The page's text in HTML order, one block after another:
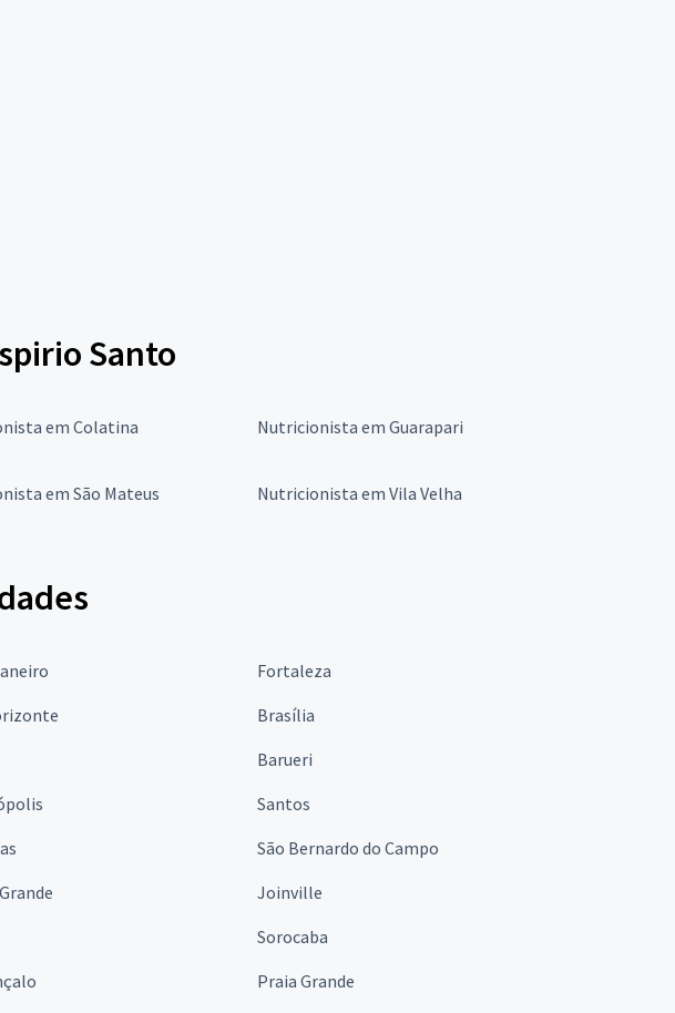
Santo
em Colatina Nutricionista em Guarapari
em São Mateus Nutricionista em Vila Velha
Fortaleza
Brasília
Barueri
Santos
São Bernardo do Campo
Joinville
Sorocaba
Praia Grande